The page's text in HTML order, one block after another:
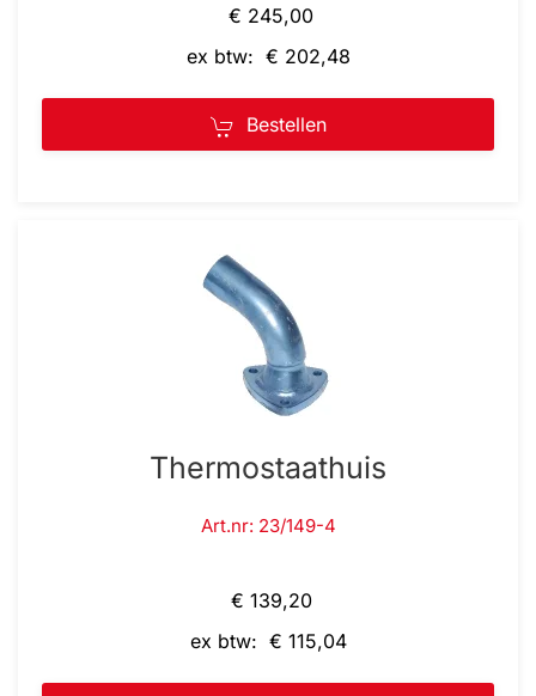
€ 245,00
ex btw: € 202,48
Bestellen
Thermostaathuis
Art.nr: 23/149-4
€ 139,20
ex btw: € 115,04